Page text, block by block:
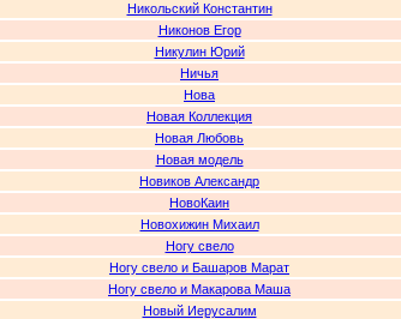
Никольский Константин
Никонов Егор
Никулин Юрий
Ничья
Нова
Новая Коллекция
Новая Любовь
Новая модель
Новиков Александр
НовоКаин
Новохижин Михаил
Ногу свело
Ногу свело и Башаров Марат
Ногу свело и Макарова Маша
Новый Иерусалим